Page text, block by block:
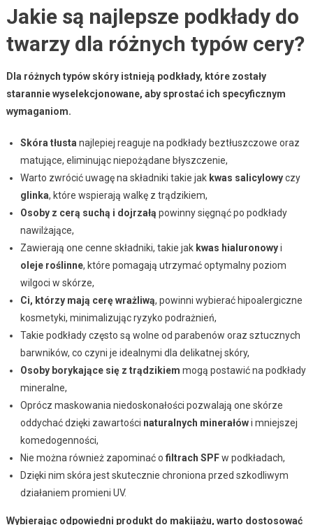
Jakie są najlepsze podkłady do
twarzy dla różnych typów cery?
Dla różnych typów skóry istnieją podkłady, które zostały
starannie wyselekcjonowane, aby sprostać ich specyficznym
wymaganiom.
Skóra tłusta najlepiej reaguje na podkłady beztłuszczowe oraz
matujące, eliminując niepożądane błyszczenie,
Warto zwrócić uwagę na składniki takie jak kwas salicylowyczy
glinka, które wspierają walkę z trądzikiem,
Osoby z cerą suchą i dojrzałą powinny sięgnąć po podkłady
nawilżające,
Zawierają one cenne składniki, takie jak kwas hialuronowyi
oleje roślinne, które pomagają utrzymać optymalny poziom
wilgoci w skórze,
Ci, którzy mają cerę wrażliwą, powinni wybierać hipoalergiczne
kosmetyki, minimalizując ryzyko podrażnień,
Takie podkłady często są wolne od parabenów oraz sztucznych
barwników, co czyni je idealnymi dla delikatnej skóry,
Osoby borykające się z trądzikiem mogą postawić na podkłady
mineralne,
Oprócz maskowania niedoskonałości pozwalają one skórze
oddychać dzięki zawartości naturalnych minerałówi mniejszej
komedogenności,
Nie można również zapominać o filtrach SPFw podkładach,
Dzięki nim skóra jest skutecznie chroniona przed szkodliwym
działaniem promieni UV.
Wybierając odpowiedni produkt do makijażu, warto dostosować